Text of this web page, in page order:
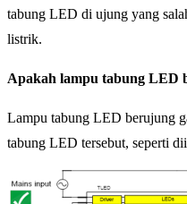
tabung LED di ujung yang
listrik.
Apakah lampu tabung LED
Lampu tabung LED berujung
tabung LED tersebut, seperti